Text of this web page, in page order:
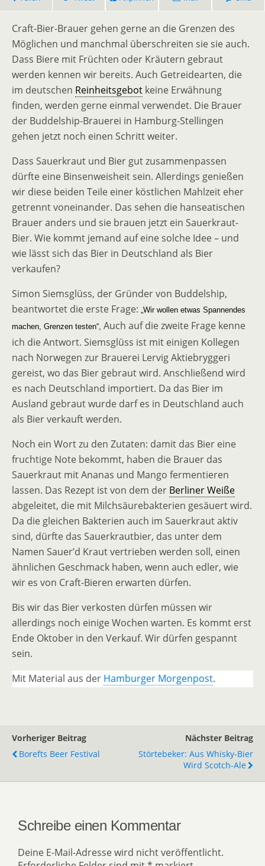
Craft-Bier-Brauer gehen gerne an die Grenzen des
Möglichen und manchmal überschreiten sie sie auch.
Dass Biere mit Früchten oder Kräutern gebraut
werden kennen wir bereits. Auch Getreidearten, die
im deutschen Reinheitsgebot keine Erwähnung
finden, werden gerne einmal verwendet. Die Brauer
der Buddelship-Brauerei in Hamburg-Stellingen
gehen jetzt noch einen Schritt weiter.
Dass Sauerkraut und Bier gut zusammenpassen
dürfte eine Binsenweisheit sein. Allerdings genießen
wir diese beiden Teile einer köstlichen Mahlzeit eher
getrennt voneinander. Das sehen die hanseatischen
Brauer anders und sie brauen jetzt ein Sauerkraut-
Bier. Wie kommt jemand auf eine solche Idee – und
wie lässt sich das Bier in Deutschland als Bier
verkaufen?
Simon Siemsglüss, der Gründer von Buddelship,
beantwortet die erste Frage: „Wir wollen etwas Spannendes
machen, Grenzen testen“, Auch auf die zweite Frage kenne
ich die Antwort. Siemsglüss ist mit einigen Kollegen
nach Norwegen zur Brauerei Lervig Aktiebryggeri
gereist, wo das Bier gebraut wird. Anschließend wird
es nach Deutschland importiert. Da das Bier im
Ausland gebraut wurde darf es in Deutschland auch
als Bier verkauft werden.
Noch ein Wort zu den Zutaten: damit das Bier eine
fruchtige Note bekommt, haben die Brauer das
Sauerkraut mit Ananas und Mango fermentieren
lassen. Das Rezept ist von dem der Berliner Weiße
abgeleitet, die mit Milchsäurebakterien gesäuert wird.
Da die gleichen Bakterien auch im Sauerkraut aktiv
sind, dürfte das Sauerkrautbier, das unter dem
Namen Sauer’d Kraut vertrieben werden soll, einen
ähnlichen Geschmack haben, wenn auch edler, wie
wir es von Craft-Bieren erwarten dürfen.
Bis wir das Bier verkosten dürfen müssen wir
allerdings noch einige Wochen warten. Es kommt erst
Ende Oktober in den Verkauf. Wir dürfen gespannt
sein.
Mit Material aus der Hamburger Morgenpost.
Vorheriger Beitrag
Borefts Beer Festival
Nächster Beitrag
Störtebeker: Aus Whisky-Bier
Wird Scotch-Ale
Schreibe einen Kommentar
Deine E-Mail-Adresse wird nicht veröffentlicht.